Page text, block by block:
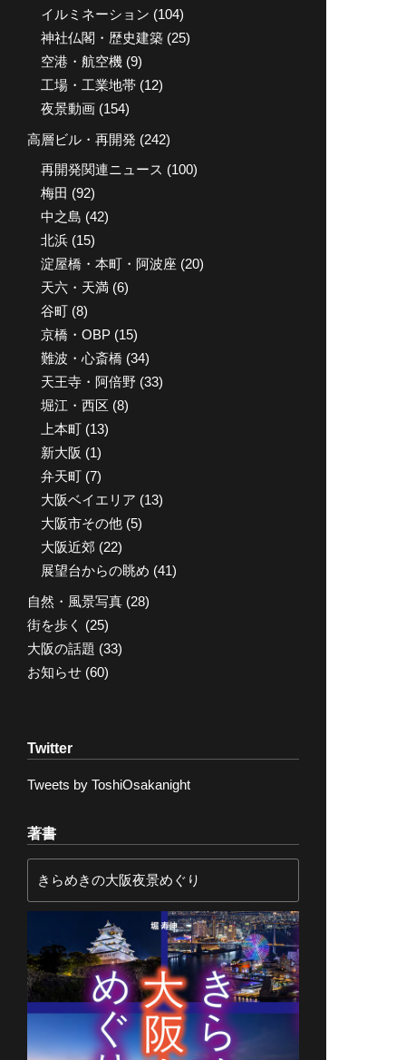
イルミネーション (104)
神社仏閣・歴史建築 (25)
空港・航空機 (9)
工場・工業地帯 (12)
夜景動画 (154)
高層ビル・再開発 (242)
再開発関連ニュース (100)
梅田 (92)
中之島 (42)
北浜 (15)
淀屋橋・本町・阿波座 (20)
天六・天満 (6)
谷町 (8)
京橋・OBP (15)
難波・心斎橋 (34)
天王寺・阿倍野 (33)
堀江・西区 (8)
上本町 (13)
新大阪 (1)
弁天町 (7)
大阪ベイエリア (13)
大阪市その他 (5)
大阪近郊 (22)
展望台からの眺め (41)
自然・風景写真 (28)
街を歩く (25)
大阪の話題 (33)
お知らせ (60)
Twitter
Tweets by ToshiOsakanight
著書
きらめきの大阪夜景めぐり